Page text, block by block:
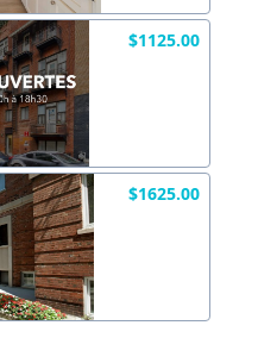
$1125.00
$1625.00